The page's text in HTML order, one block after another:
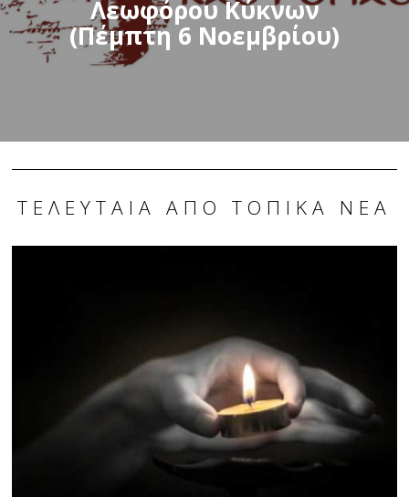
Λεωφόρου Κύκνων
(Πέμπτη 6 Νοεμβρίου)
ΤΕΛΕΥΤΑΊΑ ΑΠΌ ΤΟΠΙΚΆ ΝΈΑ